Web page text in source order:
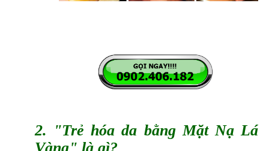
2. "Trẻ hóa da bằngMặt Nạ Lá